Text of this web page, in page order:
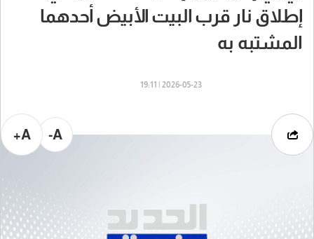
إطلاق نار قرب البيت الأبيض أحدهما
المشتبه به
2026-05-23 | 19:11
A-
A+